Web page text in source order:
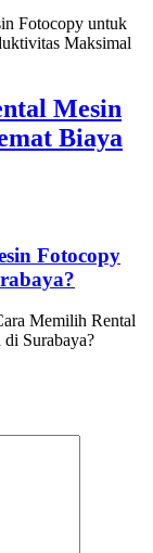
Fotocopy untuk
Maksimal
Mesin
Biaya
Fotocopy
Memilih Rental
Surabaya?